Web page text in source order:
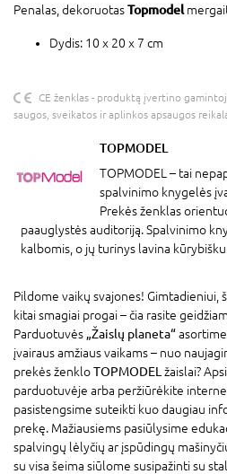
Penalas, dekoruotasTopmodel
Dydis: 10 x 20 x 7 cm
CE ženklas - produktą įvertino
saugos, sveikatos ir aplinkos apsaugos
TOPMODEL
TOPMODEL – tai
spalvinimo knygelės
Prekės ženklas
paauglystės auditoriją. Spalvinimo
kalbomis, o jų turinys lavina
Pildome vaikų svajones! Gimtadieniui,
kitai smagiai progai – čia rasite
Parduotuvės „Žaislų planeta“
įvairaus amžiaus vaikams – nuo
prekės ženkloTOPMODEL žaislai?
parduotuvėje arba peržiūrėkite
pasistengsime suteikti kuo daugiau
prekę. Mažiausiems pasiūlysime
spalvingų lėlyčių ar įspūdingų
su visa šeima siūlome susipažinti su